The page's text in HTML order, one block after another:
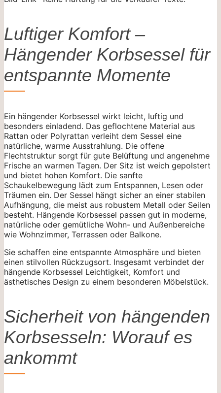
Luftiger Komfort –
Hängender Korbsessel für
entspannte Momente
Ein hängender Korbsessel wirkt leicht, luftig und
besonders einladend. Das geflochtene Material aus
Rattan oder Polyrattan verleiht dem Sessel eine
natürliche, warme Ausstrahlung. Die offene
Flechtstruktur sorgt für gute Belüftung und angenehme
Frische an warmen Tagen. Der Sitz ist weich gepolstert
und bietet hohen Komfort. Die sanfte
Schaukelbewegung lädt zum Entspannen, Lesen oder
Träumen ein. Der Sessel hängt sicher an einer stabilen
Aufhängung, die meist aus robustem Metall oder Seilen
besteht. Hängende Korbsessel passen gut in moderne,
natürliche oder gemütliche Wohn- und Außenbereiche
wie Wohnzimmer, Terrassen oder Balkone.
Sie schaffen eine entspannte Atmosphäre und bieten
einen stilvollen Rückzugsort. Insgesamt verbindet der
hängende Korbsessel Leichtigkeit, Komfort und
ästhetisches Design zu einem besonderen Möbelstück.
Sicherheit von hängenden
Korbsesseln: Worauf es
ankommt